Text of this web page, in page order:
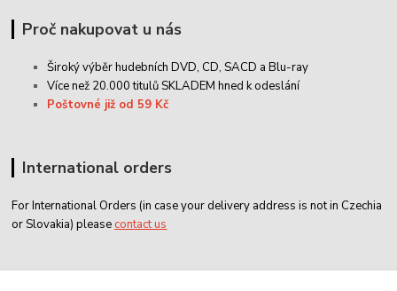
Proč nakupovat u nás
Široký výběr hudebních DVD, CD,SACD a Blu-ray
Více než 20.000 titulů SKLADEM hned k odeslání
Poštovné již od 59 Kč
International orders
For International Orders (in case your delivery address is not in Czechia
or Slovakia) please contact us